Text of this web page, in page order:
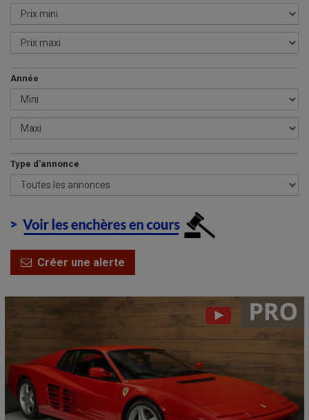
Année
Type d'annonce
Créer une alerte